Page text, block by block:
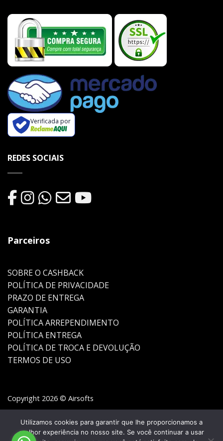
Verificada por
REDES SOCIAIS
Parceiros
SOBRE O CASHBACK
POLÍTICA DE PRIVACIDADE
PRAZO DE ENTREGA
GARANTIA
POLÍTICA ARREPENDIMENTO
POLÍTICA ENTREGA
POLÍTICA DE TROCA E DEVOLUÇÃO
TERMOS DE USO
Copyright 2026 © Airsofts
Utilizamos cookies para garantir que lhe proporcionamos a
melhor experiência no nosso site. Se você continuar a usar